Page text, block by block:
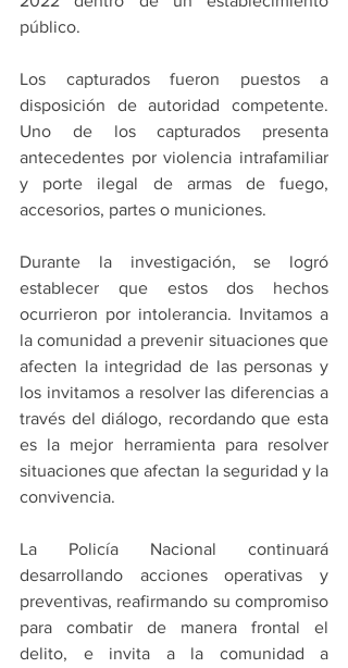
público.
Los capturados fueron puestos a
disposición de autoridad competente.
Uno de los capturados presenta
antecedentes por violencia intrafamiliar
y porte ilegal de armas de fuego,
accesorios, partes o municiones.
Durante la investigación, se logró
establecer que estos dos hechos
ocurrieron por intolerancia. Invitamos a
la comunidad a prevenir situaciones que
afecten la integridad de las personas y
los invitamos a resolver las diferencias a
través del diálogo, recordando que esta
es la mejor herramienta para resolver
situaciones que afectan la seguridad y la
convivencia.
La Policía Nacional continuará
desarrollando acciones operativas y
preventivas, reafirmando su compromiso
para combatir de manera frontal el
delito, e invita a la comunidad a